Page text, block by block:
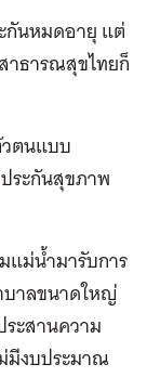
กันหมดอายุ แต่
าธารณสุขไทยก็
ตนแบบ
ระกันสุขภาพ
แม่น้ำมารับการ
บาลขนาดใหญ่
ะสานความ
มีงบประมาณ